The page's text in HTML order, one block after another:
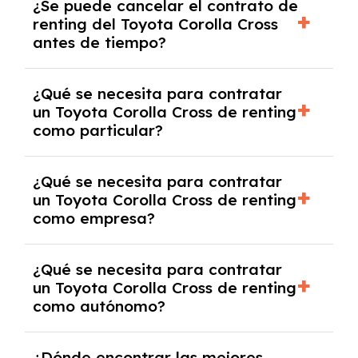
tendrás que pagar ningún tipo de entrada
salvo en casos que lo exija el proveedor
debido al resultado del estudio de viabilidad
económica.
¿Se puede cancelar el contrato de
renting del Toyota Corolla Cross
antes de tiempo?
pero puede haber penalizaciones por
cancelación anticipada. Es importante revisar
las condiciones del contrato y hablar con un
experto que te asesore.
¿Qué se necesita para contratar
un Toyota Corolla Cross de renting
como particular?
y, en algunos casos, una consulta de solvencia
crediticia y un pago inicial.
¿Qué se necesita para contratar
un Toyota Corolla Cross de renting
como empresa?
documentación financiera y, en algunos
casos, un informe de solvencia de la empresa
y un pago inicial.
¿Qué se necesita para contratar
un Toyota Corolla Cross de renting
como autónomo?